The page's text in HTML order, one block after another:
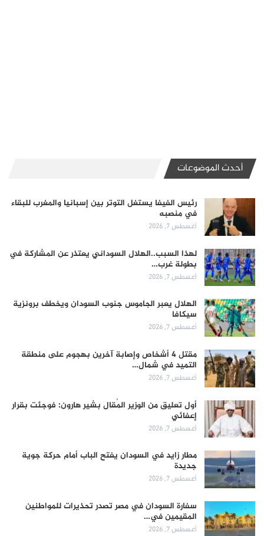
أحدث الموضوعات
رئيس الفيفا يستغل التوتر بين إسبانيا والمغرب للبقاء
في منصبه
أغسطس 7, 2026
لهذا السبب..الهلال السوداني يعتذر عن المشاركة في
بطولة غرب…
أغسطس 7, 2026
الهلال يعبر الجاموس جنوب السودان ويخطف برونزية
سيكافا
أغسطس 7, 2026
مقتل 4 أشخاص وإصابة آخرين بهجوم على منطقة
التميد في شمال…
أغسطس 7, 2026
أول تعليق من الوزير المُقال بشير هارون: فوجئت بقرار
إعفائي
أغسطس 7, 2026
مطار زايد في السودان يفتح الباب أمام حركة جوية
جديدة
أغسطس 7, 2026
سفارة السودان في مصر تصدر تحذيرات للمواطنين
المقيمين في…
أغسطس 7, 2026